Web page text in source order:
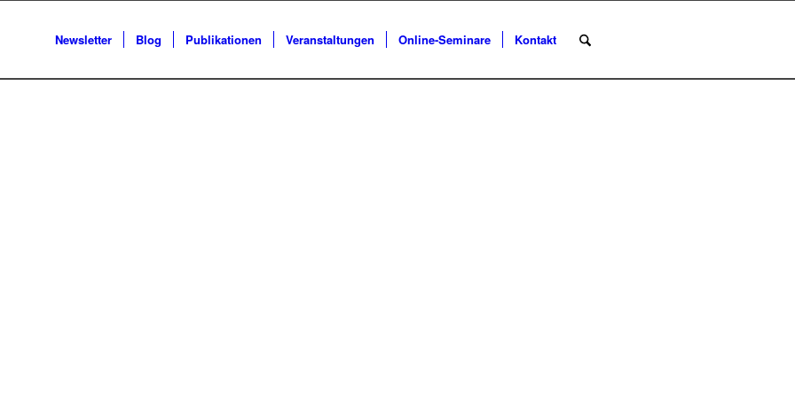
Newsletter Blog Publikationen Veranstaltungen Online-Seminare Kontakt